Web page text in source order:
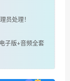
员处理！
子版+音频全套